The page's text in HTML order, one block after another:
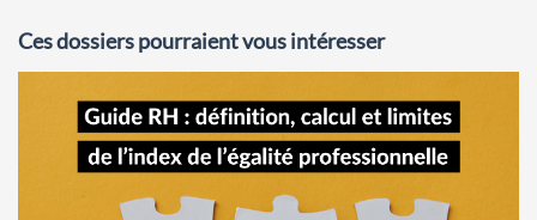
Ces dossiers pourraient vous intéresser